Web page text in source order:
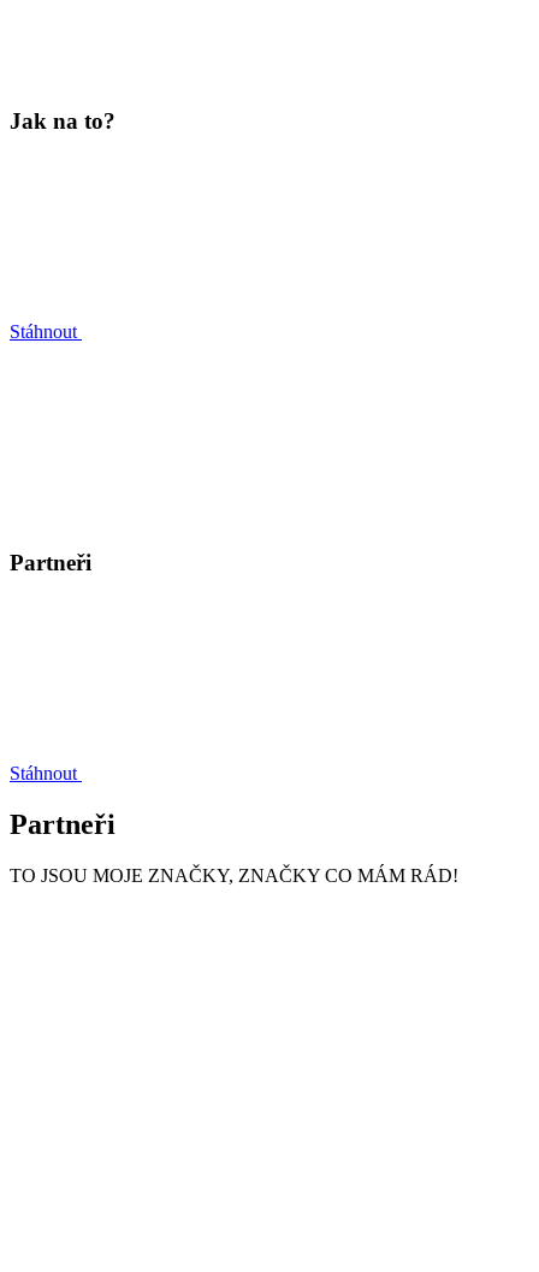
Jak na to?
Stáhnout
Partneři
Stáhnout
Partneři
TO JSOU MOJE ZNAČKY, ZNAČKY CO MÁM RÁD!